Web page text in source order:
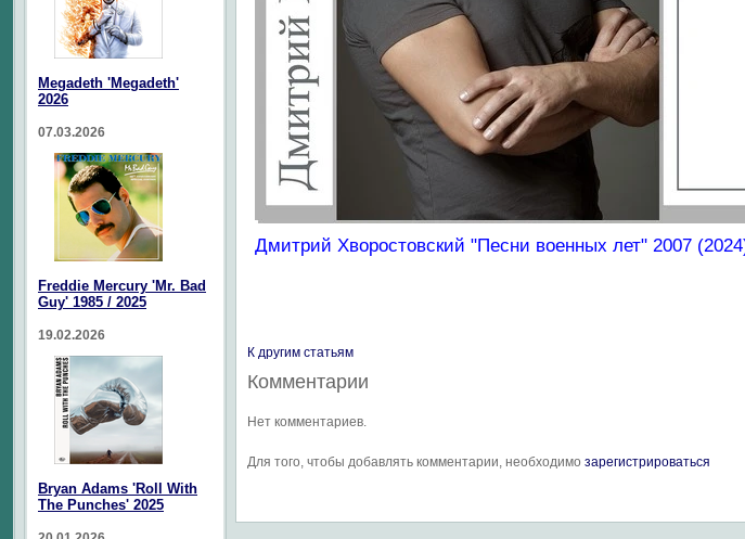
Дмитрий Хворостовский "Песни военных лет" 2007
К другим статьям
Комментарии
Нет комментариев.
Для того, чтобы добавлять комментарии, необходимо зарегистрироваться
Megadeth 'Megadeth'
2026
07.03.2026
Freddie Mercury 'Mr. Bad
Guy' 1985 / 2025
19.02.2026
Bryan Adams 'Roll With
The Punches' 2025